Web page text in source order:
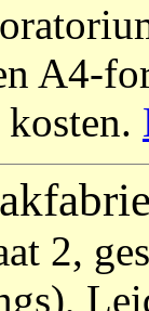
A4-
2,